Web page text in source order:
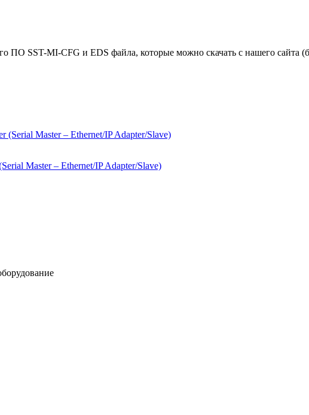
ПО SST-MI-CFG и EDS файла, которые можно скачать с нашего сайта
Master – Ethernet/IP Adapter/Slave)